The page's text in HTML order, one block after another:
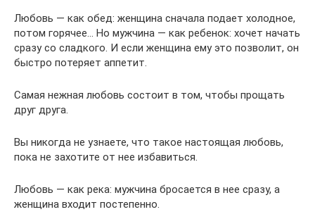
Любовь — как обед: женщина сначала подает холодное,
потом горячее… Но мужчина — как ребенок: хочет начать
сразу со сладкого. И если женщина ему это позволит, он
быстро потеряет аппетит.
Самая нежная любовь состоит в том, чтобы прощать
друг друга.
Вы никогда не узнаете, что такое настоящая любовь,
пока не захотите от нее избавиться.
Любовь — как река: мужчина бросается в нее сразу, а
женщина входит постепенно.